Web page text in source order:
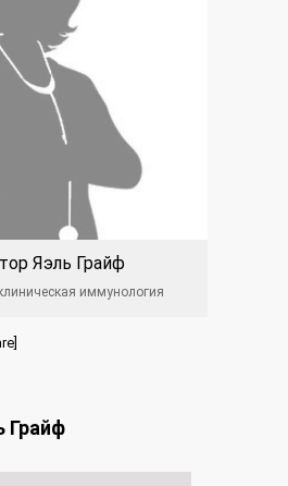
Яэль Грайф
иммунология
Грайф